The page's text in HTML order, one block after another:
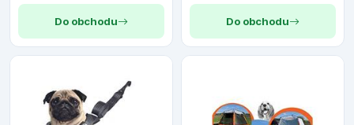
Do obchodu Do obchodu